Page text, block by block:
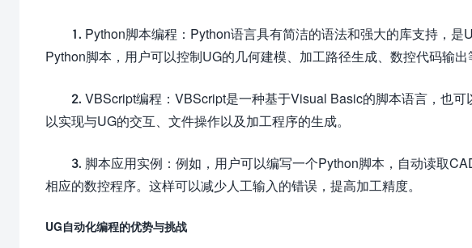
1. Python脚本编程：Python语言具有简洁的语法和强大的库支持，
Python脚本，用户可以控制UG的几何建模、加工路径生成、数控代码输出
2. VBScript编程：VBScript是一种基于Visual Basic的脚本语言，也
以实现与UG的交互、文件操作以及加工程序的生成。
3. 脚本应用实例：例如，用户可以编写一个Python脚本，自动读取
相应的数控程序。这样可以减少人工输入的错误，提高加工精度。
UG自动化编程的优势与挑战